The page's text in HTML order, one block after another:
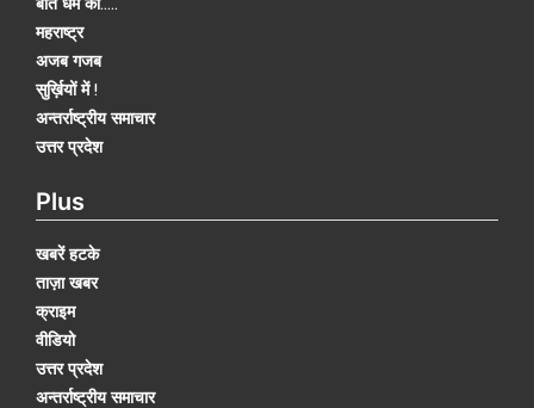
महराष्ट्र
अजब गजब
सुर्ख़ियों में !
अन्तर्राष्ट्रीय समाचार
उत्तर प्रदेश
Plus
खबरें हटके
ताज़ा खबर
क्राइम
वीडियो
उत्तर प्रदेश
अन्तर्राष्ट्रीय समाचार